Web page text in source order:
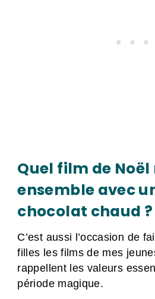
Quel film de
ensemble avec
chocolat chaud ?
C’est aussi l’occasion de
filles les films de mes
rappellent les valeurs
période magique.